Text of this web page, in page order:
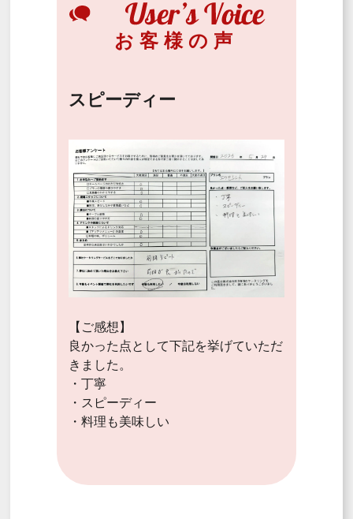
お客様の声
スピーディー
【ご感想】
良かった点として下記を挙げていただ
きました。
・丁寧
・スピーディー
・料理も美味しい